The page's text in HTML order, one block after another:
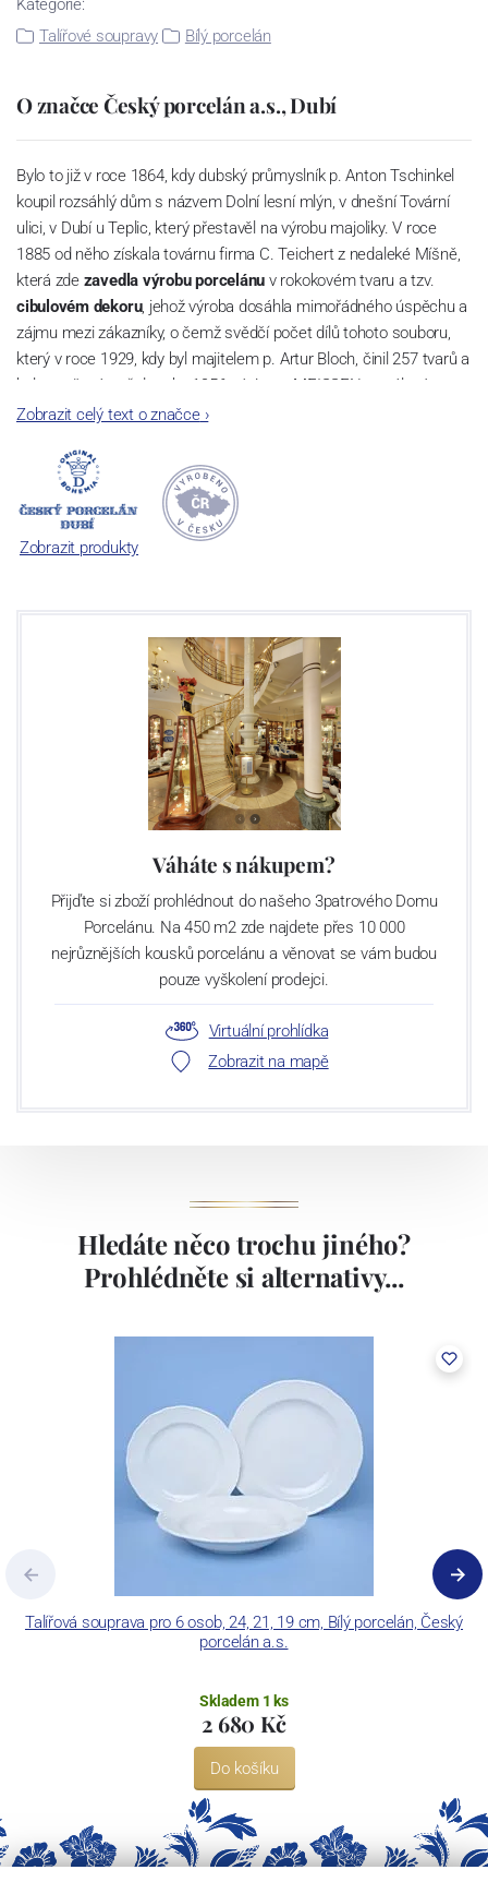
Kategorie:
Talířové soupravy
Bílý porcelán
O značce Český porcelán a.s., Dubí
Bylo to již v roce 1864, kdy dubský průmyslník p. Anton Tschinkel
koupil rozsáhlý dům s názvem Dolní lesní mlýn, v dnešní Tovární
ulici, v Dubí u Teplic, který přestavěl na výrobu majoliky. V roce
1885 od něho získala továrnu firma C. Teichert z nedaleké Míšně,
která zdezavedla výrobu porcelánu v rokokovém tvaru a tzv.
cibulovém dekoru, jehož výroba dosáhla mimořádného úspěchu a
zájmu mezi zákazníky, o čemž svědčí počet dílů tohoto souboru,
který v roce 1929, kdy byl majitelem p. Artur Bloch, činil 257 tvarů a
byl označován až do roku 1956 nápisem MEISSEN v oválovém
rámečku.
Dnes, kdy čtete tento úvod, nese firma název
počet jeho dílů v cibulovém provedení je 850 tvarů. Tyto výrobky
jsou garantovány Asociací sklářského a keramického průmyslu
České republiky jako „
Český výrobek
Zobrazit celý text o značce›
Zobrazit produkty
Váháte s nákupem?
Přijďte si zboží prohlédnout do našeho 3patrového Domu
Porcelánu. Na 450 m2 zde najdete přes 10 000
nejrůznějších kousků porcelánu a věnovat se vám budou
pouze vyškolení prodejci.
Virtuální prohlídka
Zobrazit na mapě
Hledáte něco trochu jiného?
Prohlédněte si alternativy...
Talířová souprava pro 6 osob, 24, 21, 19 cm, Bílý porcelán, Český
porcelán a.s.
Skladem 1 ks
2 680 Kč
Do košíku